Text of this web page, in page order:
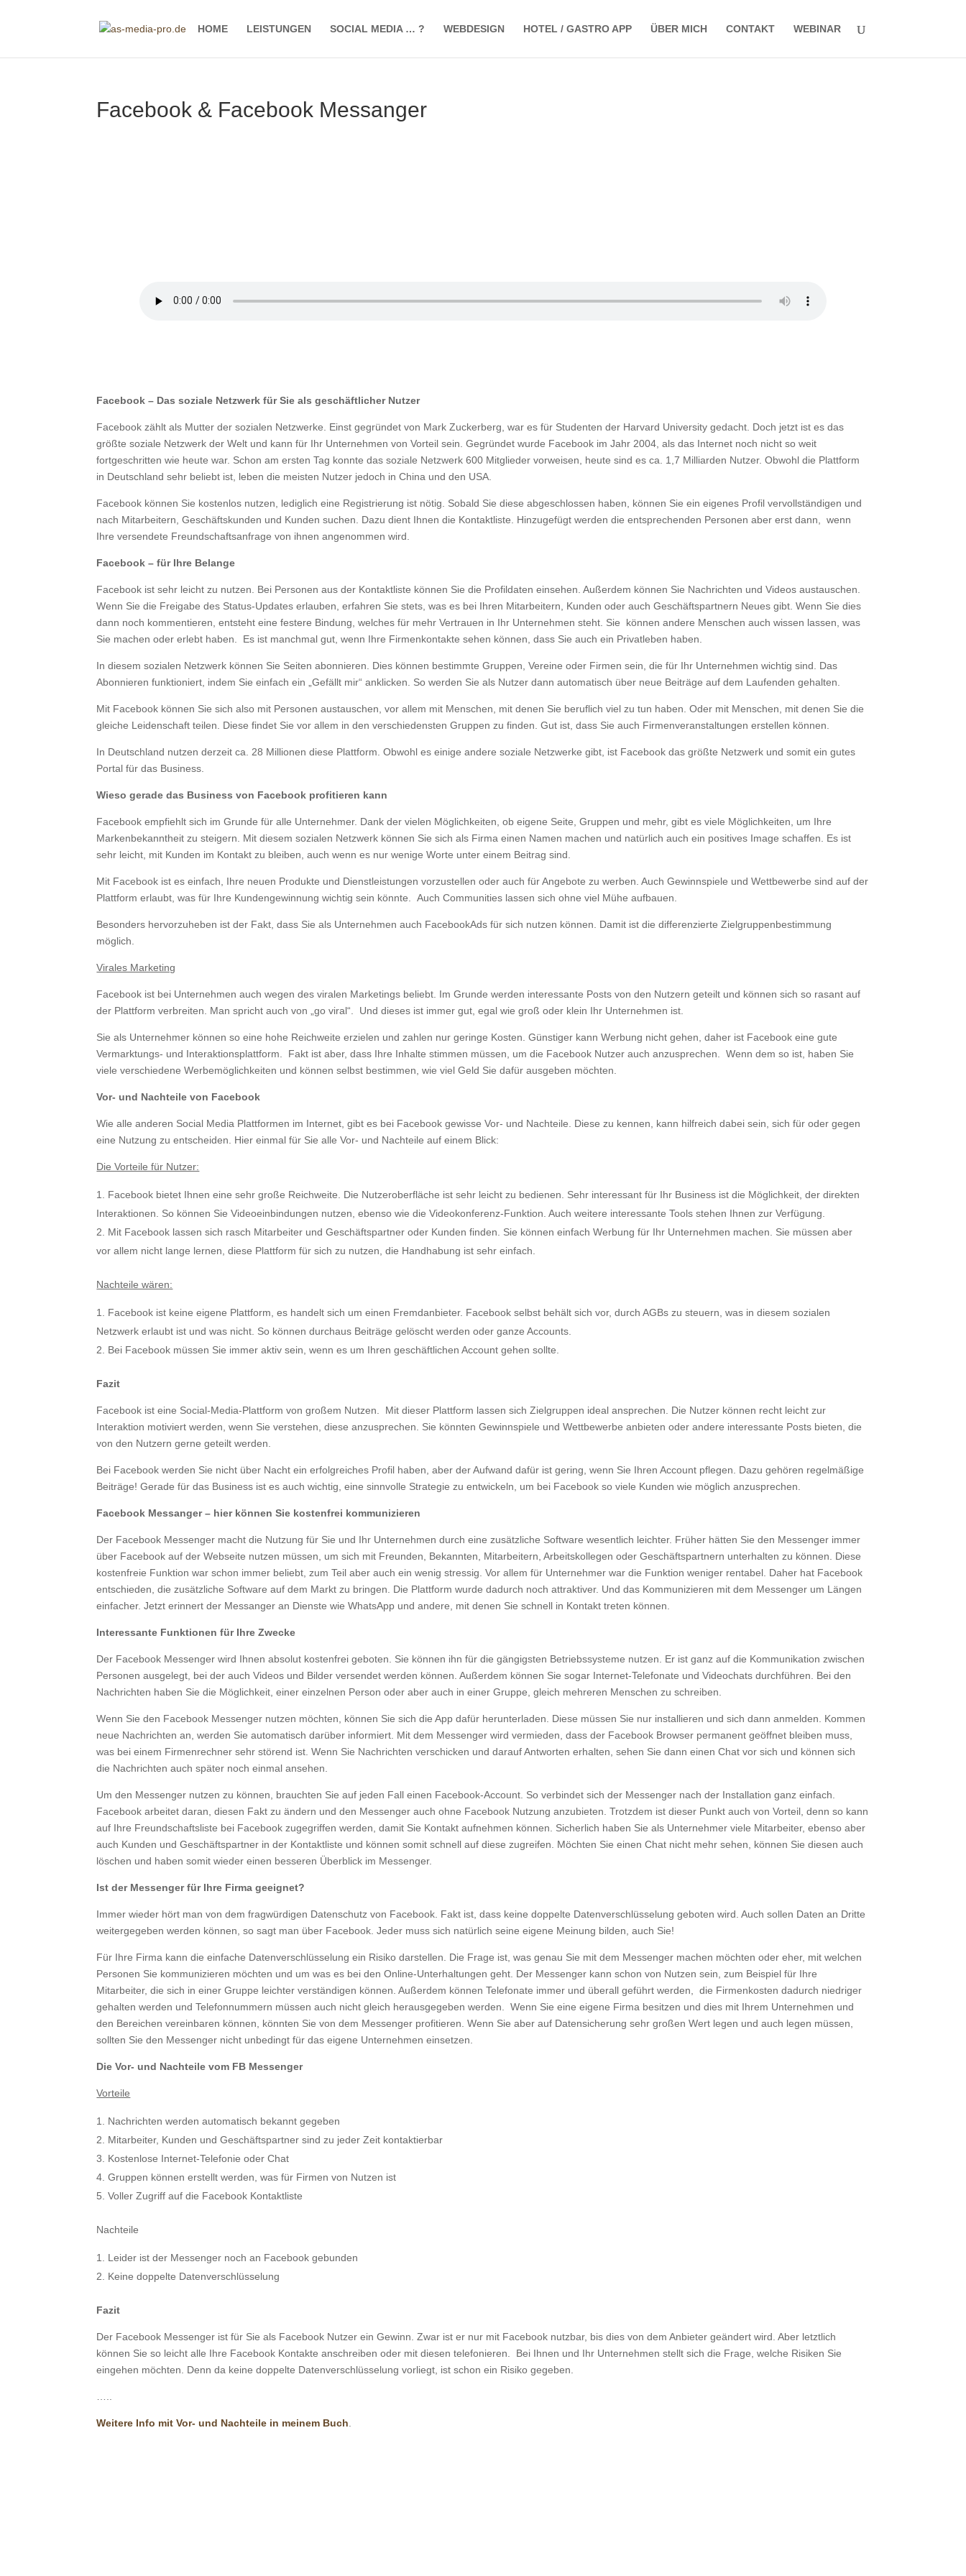
HOME LEISTUNGEN SOCIAL MEDIA … ? WEBDESIGN HOTEL / GASTRO APP ÜBER MICH CONTAKT WEBINAR
Facebook & Facebook Messanger
Facebook – Das soziale Netzwerk für Sie als geschäftlicher Nutzer
Facebook zählt als Mutter der sozialen Netzwerke. Einst gegründet von Mark Zuckerberg, war es für Studenten der Harvard University gedacht. Doch jetzt ist es das
größte soziale Netzwerk der Welt und kann für Ihr Unternehmen von Vorteil sein. Gegründet wurde Facebook im Jahr 2004, als das Internet noch nicht so weit
fortgeschritten wie heute war. Schon am ersten Tag konnte das soziale Netzwerk 600 Mitglieder vorweisen, heute sind es ca. 1,7 Milliarden Nutzer. Obwohl die Plattform
in Deutschland sehr beliebt ist, leben die meisten Nutzer jedoch in China und den USA.
Facebook können Sie kostenlos nutzen, lediglich eine Registrierung ist nötig. Sobald Sie diese abgeschlossen haben, können Sie ein eigenes Profil vervollständigen und
nach Mitarbeitern, Geschäftskunden und Kunden suchen. Dazu dient Ihnen die Kontaktliste. Hinzugefügt werden die entsprechenden Personen aber erst dann, wenn
Ihre versendete Freundschaftsanfrage von ihnen angenommen wird.
Facebook – für Ihre Belange
Facebook ist sehr leicht zu nutzen. Bei Personen aus der Kontaktliste können Sie die Profildaten einsehen. Außerdem können Sie Nachrichten und Videos austauschen.
Wenn Sie die Freigabe des Status-Updates erlauben, erfahren Sie stets, was es bei Ihren Mitarbeitern, Kunden oder auch Geschäftspartnern Neues gibt. Wenn Sie dies
dann noch kommentieren, entsteht eine festere Bindung, welches für mehr Vertrauen in Ihr Unternehmen steht. Sie können andere Menschen auch wissen lassen, was
Sie machen oder erlebt haben. Es ist manchmal gut, wenn Ihre Firmenkontakte sehen können, dass Sie auch ein Privatleben haben.
In diesem sozialen Netzwerk können Sie Seiten abonnieren. Dies können bestimmte Gruppen, Vereine oder Firmen sein, die für Ihr Unternehmen wichtig sind. Das
Abonnieren funktioniert, indem Sie einfach ein „Gefällt mir“ anklicken. So werden Sie als Nutzer dann automatisch über neue Beiträge auf dem Laufenden gehalten.
Mit Facebook können Sie sich also mit Personen austauschen, vor allem mit Menschen, mit denen Sie beruflich viel zu tun haben. Oder mit Menschen, mit denen Sie die
gleiche Leidenschaft teilen. Diese findet Sie vor allem in den verschiedensten Gruppen zu finden. Gut ist, dass Sie auch Firmenveranstaltungen erstellen können.
In Deutschland nutzen derzeit ca. 28 Millionen diese Plattform. Obwohl es einige andere soziale Netzwerke gibt, ist Facebook das größte Netzwerk und somit ein gutes
Portal für das Business.
Wieso gerade das Business von Facebook profitieren kann
Facebook empfiehlt sich im Grunde für alle Unternehmer. Dank der vielen Möglichkeiten, ob eigene Seite, Gruppen und mehr, gibt es viele Möglichkeiten, um Ihre
Markenbekanntheit zu steigern. Mit diesem sozialen Netzwerk können Sie sich als Firma einen Namen machen und natürlich auch ein positives Image schaffen. Es ist
sehr leicht, mit Kunden im Kontakt zu bleiben, auch wenn es nur wenige Worte unter einem Beitrag sind.
Mit Facebook ist es einfach, Ihre neuen Produkte und Dienstleistungen vorzustellen oder auch für Angebote zu werben. Auch Gewinnspiele und Wettbewerbe sind auf der
Plattform erlaubt, was für Ihre Kundengewinnung wichtig sein könnte. Auch Communities lassen sich ohne viel Mühe aufbauen.
Besonders hervorzuheben ist der Fakt, dass Sie als Unternehmen auch FacebookAds für sich nutzen können. Damit ist die differenzierte Zielgruppenbestimmung
möglich.
Virales Marketing
Facebook ist bei Unternehmen auch wegen des viralen Marketings beliebt. Im Grunde werden interessante Posts von den Nutzern geteilt und können sich so rasant auf
der Plattform verbreiten. Man spricht auch von „go viral“. Und dieses ist immer gut, egal wie groß oder klein Ihr Unternehmen ist.
Sie als Unternehmer können so eine hohe Reichweite erzielen und zahlen nur geringe Kosten. Günstiger kann Werbung nicht gehen, daher ist Facebook eine gute
Vermarktungs- und Interaktionsplattform. Fakt ist aber, dass Ihre Inhalte stimmen müssen, um die Facebook Nutzer auch anzusprechen. Wenn dem so ist, haben Sie
viele verschiedene Werbemöglichkeiten und können selbst bestimmen, wie viel Geld Sie dafür ausgeben möchten.
Vor- und Nachteile von Facebook
Wie alle anderen Social Media Plattformen im Internet, gibt es bei Facebook gewisse Vor- und Nachteile. Diese zu kennen, kann hilfreich dabei sein, sich für oder gegen
eine Nutzung zu entscheiden. Hier einmal für Sie alle Vor- und Nachteile auf einem Blick:
Die Vorteile für Nutzer:
Facebook bietet Ihnen eine sehr große Reichweite. Die Nutzeroberfläche ist sehr leicht zu bedienen. Sehr interessant für Ihr Business ist die Möglichkeit, der direkten
Interaktionen. So können Sie Videoeinbindungen nutzen, ebenso wie die Videokonferenz-Funktion. Auch weitere interessante Tools stehen Ihnen zur Verfügung.
Mit Facebook lassen sich rasch Mitarbeiter und Geschäftspartner oder Kunden finden. Sie können einfach Werbung für Ihr Unternehmen machen. Sie müssen aber
vor allem nicht lange lernen, diese Plattform für sich zu nutzen, die Handhabung ist sehr einfach.
Nachteile wären:
Facebook ist keine eigene Plattform, es handelt sich um einen Fremdanbieter. Facebook selbst behält sich vor, durch AGBs zu steuern, was in diesem sozialen
Netzwerk erlaubt ist und was nicht. So können durchaus Beiträge gelöscht werden oder ganze Accounts.
Bei Facebook müssen Sie immer aktiv sein, wenn es um Ihren geschäftlichen Account gehen sollte.
Fazit
Facebook ist eine Social-Media-Plattform von großem Nutzen. Mit dieser Plattform lassen sich Zielgruppen ideal ansprechen. Die Nutzer können recht leicht zur
Interaktion motiviert werden, wenn Sie verstehen, diese anzusprechen. Sie könnten Gewinnspiele und Wettbewerbe anbieten oder andere interessante Posts bieten, die
von den Nutzern gerne geteilt werden.
Bei Facebook werden Sie nicht über Nacht ein erfolgreiches Profil haben, aber der Aufwand dafür ist gering, wenn Sie Ihren Account pflegen. Dazu gehören regelmäßige
Beiträge! Gerade für das Business ist es auch wichtig, eine sinnvolle Strategie zu entwickeln, um bei Facebook so viele Kunden wie möglich anzusprechen.
Facebook Messanger – hier können Sie kostenfrei kommunizieren
Der Facebook Messenger macht die Nutzung für Sie und Ihr Unternehmen durch eine zusätzliche Software wesentlich leichter. Früher hätten Sie den Messenger immer
über Facebook auf der Webseite nutzen müssen, um sich mit Freunden, Bekannten, Mitarbeitern, Arbeitskollegen oder Geschäftspartnern unterhalten zu können. Diese
kostenfreie Funktion war schon immer beliebt, zum Teil aber auch ein wenig stressig. Vor allem für Unternehmer war die Funktion weniger rentabel. Daher hat Facebook
entschieden, die zusätzliche Software auf dem Markt zu bringen. Die Plattform wurde dadurch noch attraktiver. Und das Kommunizieren mit dem Messenger um Längen
einfacher. Jetzt erinnert der Messanger an Dienste wie WhatsApp und andere, mit denen Sie schnell in Kontakt treten können.
Interessante Funktionen für Ihre Zwecke
Der Facebook Messenger wird Ihnen absolut kostenfrei geboten. Sie können ihn für die gängigsten Betriebssysteme nutzen. Er ist ganz auf die Kommunikation zwischen
Personen ausgelegt, bei der auch Videos und Bilder versendet werden können. Außerdem können Sie sogar Internet-Telefonate und Videochats durchführen. Bei den
Nachrichten haben Sie die Möglichkeit, einer einzelnen Person oder aber auch in einer Gruppe, gleich mehreren Menschen zu schreiben.
Wenn Sie den Facebook Messenger nutzen möchten, können Sie sich die App dafür herunterladen. Diese müssen Sie nur installieren und sich dann anmelden. Kommen
neue Nachrichten an, werden Sie automatisch darüber informiert. Mit dem Messenger wird vermieden, dass der Facebook Browser permanent geöffnet bleiben muss,
was bei einem Firmenrechner sehr störend ist. Wenn Sie Nachrichten verschicken und darauf Antworten erhalten, sehen Sie dann einen Chat vor sich und können sich
die Nachrichten auch später noch einmal ansehen.
Um den Messenger nutzen zu können, brauchten Sie auf jeden Fall einen Facebook-Account. So verbindet sich der Messenger nach der Installation ganz einfach.
Facebook arbeitet daran, diesen Fakt zu ändern und den Messenger auch ohne Facebook Nutzung anzubieten. Trotzdem ist dieser Punkt auch von Vorteil, denn so kann
auf Ihre Freundschaftsliste bei Facebook zugegriffen werden, damit Sie Kontakt aufnehmen können. Sicherlich haben Sie als Unternehmer viele Mitarbeiter, ebenso aber
auch Kunden und Geschäftspartner in der Kontaktliste und können somit schnell auf diese zugreifen. Möchten Sie einen Chat nicht mehr sehen, können Sie diesen auch
löschen und haben somit wieder einen besseren Überblick im Messenger.
Ist der Messenger für Ihre Firma geeignet?
Immer wieder hört man von dem fragwürdigen Datenschutz von Facebook. Fakt ist, dass keine doppelte Datenverschlüsselung geboten wird. Auch sollen Daten an Dritte
weitergegeben werden können, so sagt man über Facebook. Jeder muss sich natürlich seine eigene Meinung bilden, auch Sie!
Für Ihre Firma kann die einfache Datenverschlüsselung ein Risiko darstellen. Die Frage ist, was genau Sie mit dem Messenger machen möchten oder eher, mit welchen
Personen Sie kommunizieren möchten und um was es bei den Online-Unterhaltungen geht. Der Messenger kann schon von Nutzen sein, zum Beispiel für Ihre
Mitarbeiter, die sich in einer Gruppe leichter verständigen können. Außerdem können Telefonate immer und überall geführt werden, die Firmenkosten dadurch niedriger
gehalten werden und Telefonnummern müssen auch nicht gleich herausgegeben werden. Wenn Sie eine eigene Firma besitzen und dies mit Ihrem Unternehmen und
den Bereichen vereinbaren können, könnten Sie von dem Messenger profitieren. Wenn Sie aber auf Datensicherung sehr großen Wert legen und auch legen müssen,
sollten Sie den Messenger nicht unbedingt für das eigene Unternehmen einsetzen.
Die Vor- und Nachteile vom FB Messenger
Vorteile
Nachrichten werden automatisch bekannt gegeben
Mitarbeiter, Kunden und Geschäftspartner sind zu jeder Zeit kontaktierbar
Kostenlose Internet-Telefonie oder Chat
Gruppen können erstellt werden, was für Firmen von Nutzen ist
Voller Zugriff auf die Facebook Kontaktliste
Nachteile
Leider ist der Messenger noch an Facebook gebunden
Keine doppelte Datenverschlüsselung
Fazit
Der Facebook Messenger ist für Sie als Facebook Nutzer ein Gewinn. Zwar ist er nur mit Facebook nutzbar, bis dies von dem Anbieter geändert wird. Aber letztlich
können Sie so leicht alle Ihre Facebook Kontakte anschreiben oder mit diesen telefonieren. Bei Ihnen und Ihr Unternehmen stellt sich die Frage, welche Risiken Sie
eingehen möchten. Denn da keine doppelte Datenverschlüsselung vorliegt, ist schon ein Risiko gegeben.
Weitere Info mit Vor- und Nachteile in meinem Buch